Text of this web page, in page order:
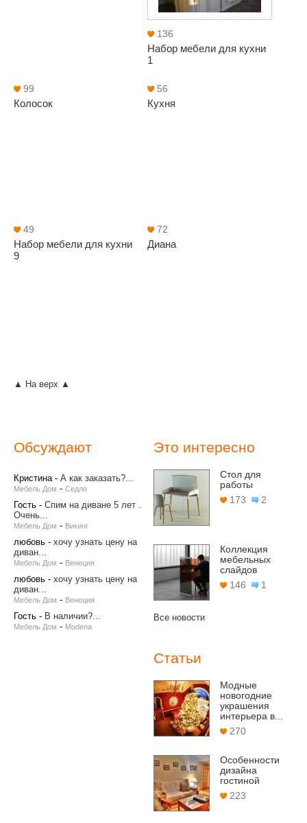
136
Набор мебели для кухни
1
99
Колосок
56
Кухня
49
Набор мебели для кухни
9
72
Диана
▲ На верх ▲
Обсуждают
Кристина- А как заказать?...
Мебель Дом - Седло
Гость - Спим на диване 5 лет .
Очень...
Мебель Дом - Викинг
любовь - хочу узнать цену на
диван...
Мебель Дом - Венеция
любовь - хочу узнать цену на
диван...
Мебель Дом - Венеция
Гость - В наличии?...
Мебель Дом - Modena
Это интересно
Стол для
работы
173
2
Коллекция
мебельных
слайдов
146
1
Все новости
Статьи
Модные
новогодние
украшения
интерьера в...
270
Особенности
дизайна
гостиной
223